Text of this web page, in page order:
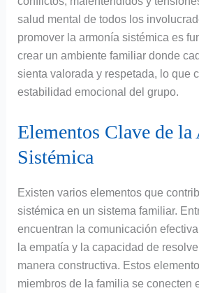
salud mental de todos los
promover la armonía sistémica es
crear un ambiente familiar donde
sienta valorada y respetada, lo que
estabilidad emocional del grupo.
Elementos Clave de la
Sistémica
Existen varios elementos que
sistémica en un sistema familiar.
encuentran la comunicación
la empatía y la capacidad de
manera constructiva. Estos
miembros de la familia se conecten